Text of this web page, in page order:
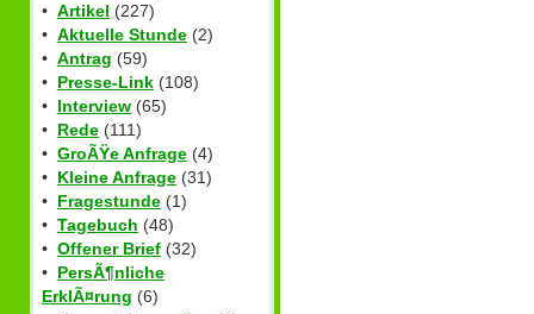
• Artikel (227)
• Aktuelle Stunde (2)
• Antrag (59)
• Presse-Link (108)
• Interview (65)
• Rede (111)
• GroÃŸe Anfrage (4)
• Kleine Anfrage (31)
• Fragestunde (1)
• Tagebuch (48)
• Offener Brief (32)
• PersÃ¶nliche
ErklÃ¤rung (6)